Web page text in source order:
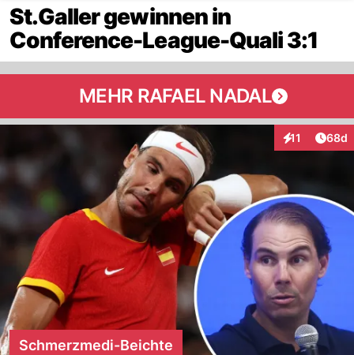
St.Galler gewinnen in
Conference-League-Quali 3:1
MEHR RAFAEL NADAL
11
Interaktionen
68d
Schmerzmedi-Beichte